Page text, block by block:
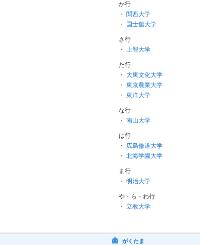
か行
・
関西大学
・
国士舘大学
さ行
・ 上智大学
た行
・ 大東文化大学
・ 東京農業大学
・ 東洋大学
な行
・ 南山大学
は行
・
広島修道大学
・ 北海学園大学
ま行
・ 明治大学
や・ら・わ行
・ 立教大学
がくたま